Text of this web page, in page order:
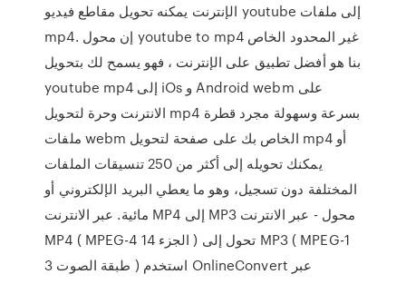
الإنترنت يمكنه تحويل مقاطع فيديو youtube إلى ملفات
mp4. إن محول youtube to mp4 غير المحدود الخاص
بنا هو أفضل تطبيق على الإنترنت ، فهو يسمح لك بتحويل
youtube mp4 إلى iOs و Android webm على
الانترنت وحرة لتحويل mp4 بسرعة وسهولة مجرد قطرة
ملفات webm الخاص بك على صفحة لتحويل mp4 أو
يمكنك تحويله إلى أكثر من 250 تنسيقات الملفات
المختلفة دون تسجيل، وهو ما يعطي البريد الإلكتروني أو
مائية. عبر الانترنت MP4 إلى MP3 محول - عبر الانترنت
MP4 ( MPEG-4 الجزء 14 ) تحول إلى MP3 ( MPEG-1
طبقة الصوت 3 ) استخدم OnlineConvert عبر